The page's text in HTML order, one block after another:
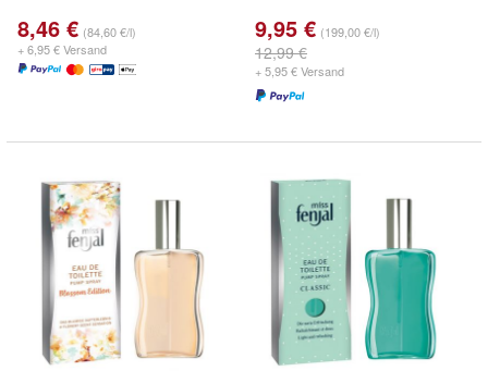
8,46 € (84,60 €/l)
+ 6,95 € Versand
9,95 € (199,00 €/l)
12,99 €
+ 5,95 € Versand